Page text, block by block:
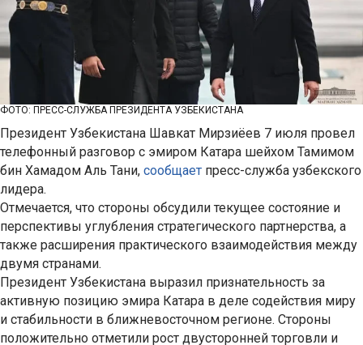
ФОТО: ПРЕСС-СЛУЖБА ПРЕЗИДЕНТА УЗБЕКИСТАНА
Президент Узбекистана Шавкат Мирзиёев 7 июля провел
телефонный разговор с эмиром Катара шейхом Тамимом
бин Хамадом Аль Тани, сообщает пресс-служба узбекского
лидера.
Отмечается, что стороны обсудили текущее состояние и
перспективы углубления стратегического партнерства, а
также расширения практического взаимодействия между
двумя странами.
Президент Узбекистана выразил признательность за
активную позицию эмира Катара в деле содействия миру
и стабильности в ближневосточном регионе. Стороны
положительно отметили рост двусторонней торговли и